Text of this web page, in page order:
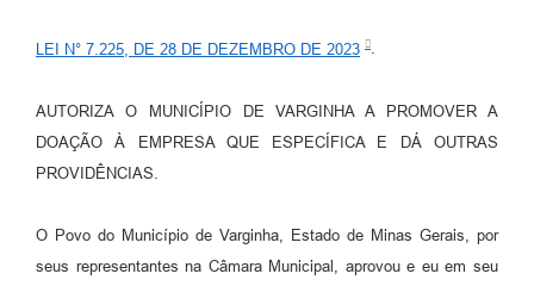
LEI N° 7.225, DE 28 DE DEZEMBRO DE 2023 .
AUTORIZA O MUNICÍPIO DE VARGINHA A PROMOVER A
DOAÇÃO À EMPRESA QUE ESPECÍFICA E DÁ OUTRAS
PROVIDÊNCIAS.
O Povo do Município de Varginha, Estado de Minas Gerais, por
seus representantes na Câmara Municipal, aprovou e eu em seu